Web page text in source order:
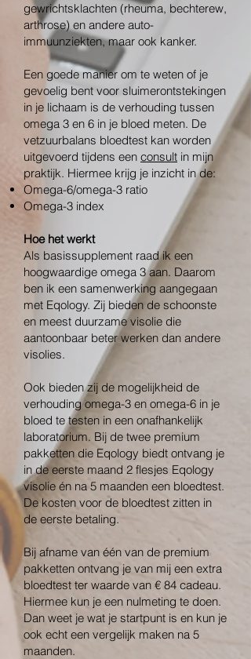
gewrichtsklachten (rheuma, bechterew,
arthrose) en andere auto-
immuunziekten, maar ook kanker.
Een goede manier om te weten of je
gevoelig bent voor sluimerontstekingen
in je lichaam is de verhouding tussen
omega 3 en 6 in je bloed meten. De
vetzuurbalans bloedtest kan worden
uitgevoerd tijdens een consult in mijn
praktijk. Hiermee krijg je inzicht in de:
Omega-6/omega-3 ratio
Omega-3 index
Hoe het werkt
Als basissupplement raad ik een
hoogwaardige omega 3 aan. Daarom
ben ik een samenwerking aangegaan
met Eqology. Zij bieden de schoonste
en meest duurzame visolie die
aantoonbaar beter werken dan andere
visolies.
Ook bieden zij de mogelijkheid de
verhouding omega-3 en omega-6 in je
bloed te testen in een onafhankelijk
laboratorium. Bij de twee premium
pakketten die Eqology biedt ontvang je
in de eerste maand 2 flesjes Eqology
visolie én na 5 maanden een bloedtest.
De kosten voor de bloedtest zitten in
de eerste betaling.
Bij afname van één van de premium
pakketten ontvang je van mij een extra
bloedtest ter waarde van € 84 cadeau.
Hiermee kun je een nulmeting te doen.
Dan weet je wat je startpunt is en kun je
ook echt een vergelijk maken na 5
maanden.